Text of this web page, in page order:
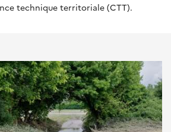
technique territoriale (CTT).